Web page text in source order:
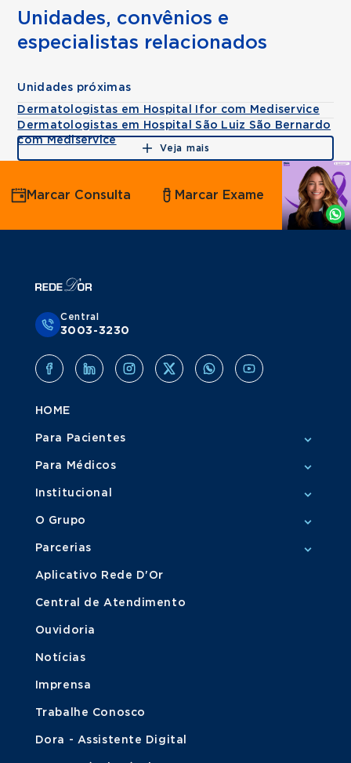
Unidades, convênios e
especialistas relacionados
Unidades próximas
Dermatologistas em Hospital Ifor com Mediservice
Dermatologistas em Hospital São Luiz São Bernardo
com Mediservice
Veja mais
Agende
por
Whatsapp
Marcar Consulta Marcar Exame
Central
3003-3230
HOME
Para Pacientes
Para Médicos
Institucional
O Grupo
Parcerias
Aplicativo Rede D'Or
Central de Atendimento
Ouvidoria
Notícias
Imprensa
Trabalhe Conosco
Dora - Assistente Digital